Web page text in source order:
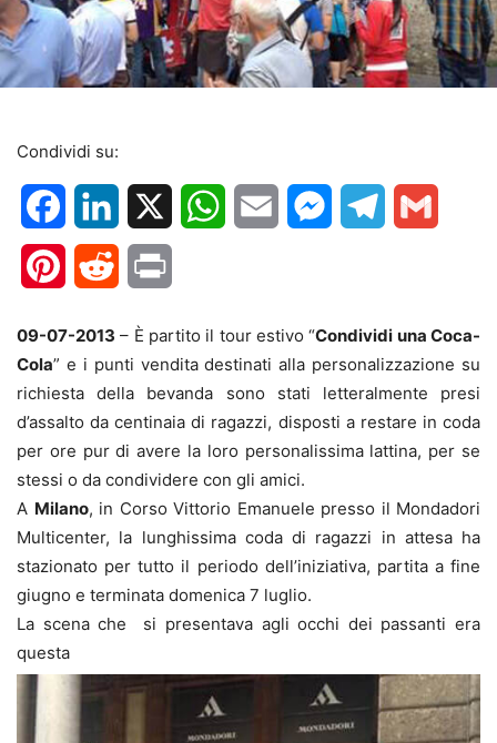
Condividi su:
FacebookLinkedIn WhatsApp
Email MessengerTelegram
PinterestReddit
09-07-2013 – È partito il tour estivo “Condividi una Coca-
Cola” e i punti vendita destinati alla personalizzazione su
richiesta della bevanda sono stati letteralmente presi
d’assalto da centinaia di ragazzi, disposti a restare in coda
per ore pur di avere la loro personalissima lattina, per se
stessi o da condividere con gli amici.
A Milano, in Corso Vittorio Emanuele presso il Mondadori
Multicenter, la lunghissima coda di ragazzi in attesa ha
stazionato per tutto il periodo dell’iniziativa, partita a fine
giugno e terminata domenica 7 luglio.
La scena che si presentava agli occhi dei passanti era
questa